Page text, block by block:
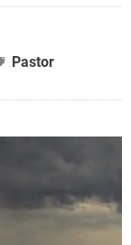
Pastor